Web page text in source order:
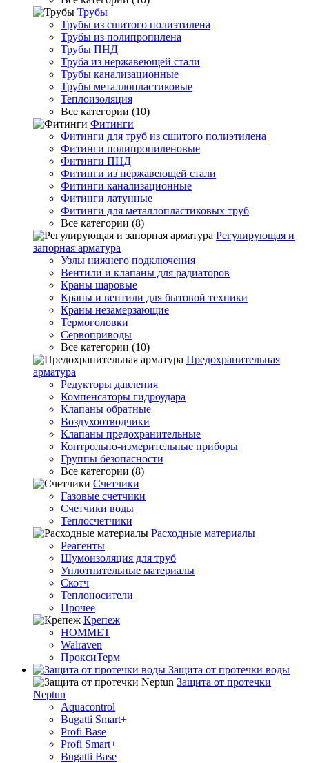
Трубы
Трубы из сшитого полиэтилена
Трубы из полипропилена
Трубы ПНД
Труба из нержавеющей стали
Трубы канализационные
Трубы металлопластиковые
Теплоизоляция
Все категории (10)
Фитинги
Фитинги для труб из сшитого полиэтилена
Фитинги полипропиленовые
Фитинги ПНД
Фитинги из нержавеющей стали
Фитинги канализационные
Фитинги латунные
Фитинги для металлопластиковых труб
Все категории (8)
Регулирующая и
запорная арматура
Узлы нижнего подключения
Вентили и клапаны для радиаторов
Краны шаровые
Краны и вентили для бытовой техники
Краны незамерзающие
Термоголовки
Сервоприводы
Все категории (10)
Предохранительная
арматура
Редукторы давления
Компенсаторы гидроудара
Клапаны обратные
Воздухоотводчики
Клапаны предохранительные
Контрольно-измерительные приборы
Группы безопасности
Все категории (8)
Счетчики
Газовые счетчики
Счетчики воды
Теплосчетчики
Расходные материалы
Реагенты
Шумоизоляция для труб
Уплотнительные материалы
Скотч
Теплоносители
Прочее
Крепеж
HOMMET
Walraven
ПроксиТерм
Защита от протечки воды
Защита от протечки
Neptun
Aquacontrol
Bugatti Smart+
Profi Base
Profi Smart+
Bugatti Base